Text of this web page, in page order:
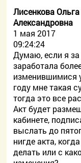
Лисенкова Ольга
Александровна
1 мая 2017
09:24:24
Думаю, если я
заработала
изменившимися
году мне такая
тогда это все
Акт будет
кабинете,
выслать до
нигде акта,
делать или с